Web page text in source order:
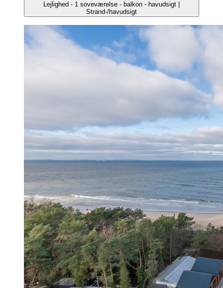
Lejlighed - 1 soveværelse - balkon - havudsigt |
Strand-/havudsigt